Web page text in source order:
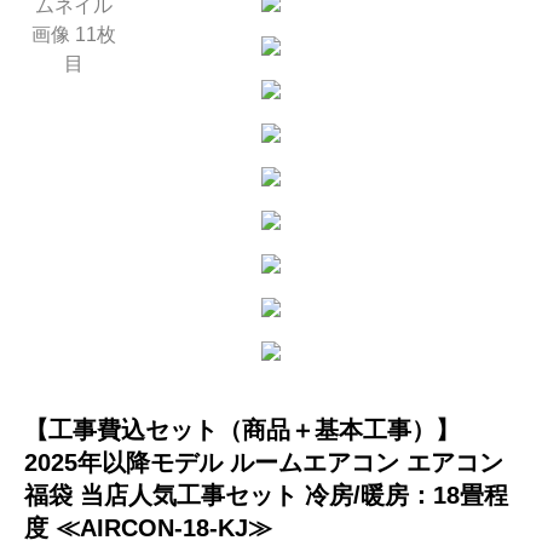
【工事費込セット（商品＋基本工事）】
2025年以降モデル ルームエアコン エアコン
福袋 当店人気工事セット 冷房/暖房：18畳程
度 ≪AIRCON-18-KJ≫